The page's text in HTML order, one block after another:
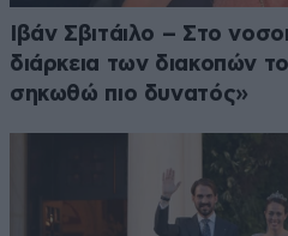
Ιβάν Σβιτάιλο – Στο
διάρκεια των διακοπών
σηκωθώ πιο δυνατός»